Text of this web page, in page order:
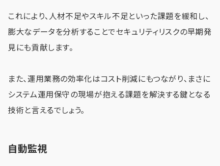
これにより、人材不足やスキル不足といった課題を緩和し、
膨大なデータを分析することでセキュリティリスクの早期発
見にも貢献します。
また、運用業務の効率化はコスト削減にもつながり、まさに
システム運用保守の現場が抱える課題を解決する鍵となる
技術と言えるでしょう。
自動監視